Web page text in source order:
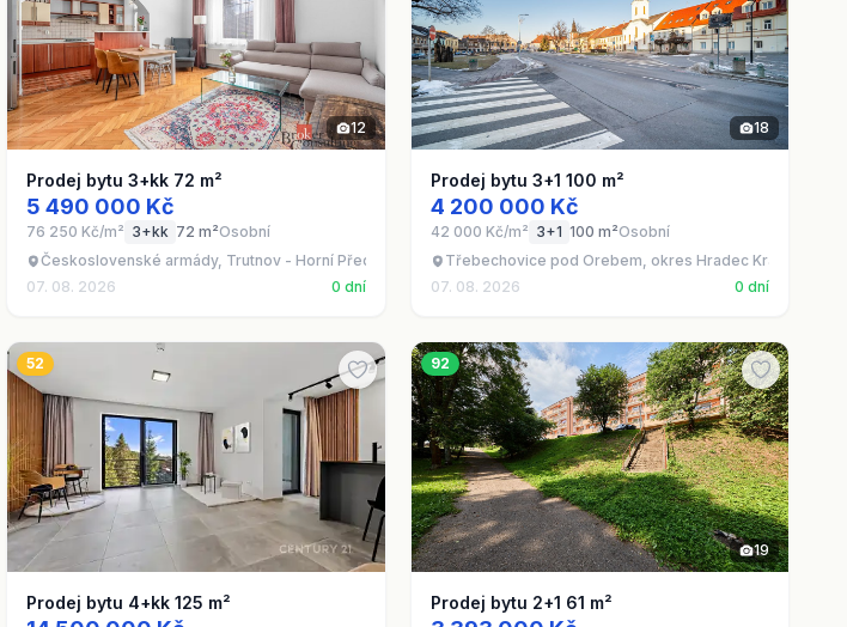
12
Prodej bytu 3+kk 72 m²
5 490 000 Kč
76 250 Kč/m² 3+kk 72 m²Osobní
Československé armády, Trutnov - Horní Předměstí
07. 08. 2026
0 dní
18
Prodej bytu 3+1 100 m²
4 200 000 Kč
42 000 Kč/m² 3+1 100 m²Osobní
Třebechovice pod Orebem, okres Hradec Králové
07. 08. 2026
0 dní
52
Prodej bytu 4+kk 125 m²
92
19
Prodej bytu 2+1 61 m²